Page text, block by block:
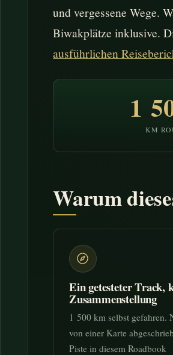
und vergessene Wege.
Biwakplätze inklusive.
ausführlichen
1
KM
Warum
Ein getesteter Track,
Zusammenstellung
1 500 km selbst gefahren.
von einer Karte
Piste in diesem Roadbook